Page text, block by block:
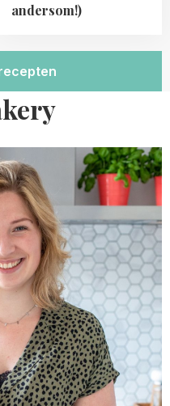
andersom!)